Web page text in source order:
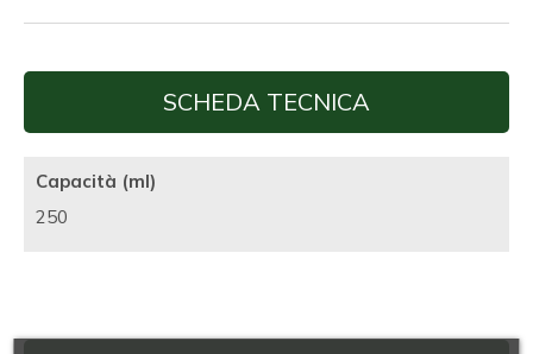
SCHEDA TECNICA
Capacità (ml)
250